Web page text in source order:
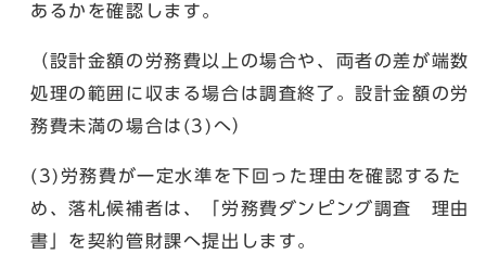
あるかを確認します。
（設計金額の労務費以上の場合や、両者の差が端数
処理の範囲に収まる場合は調査終了。設計金額の労
務費未満の場合は(3)へ）
(3)労務費が一定水準を下回った理由を確認するた
め、落札候補者は、「労務費ダンピング調査 理由
書」を契約管財課へ提出します。